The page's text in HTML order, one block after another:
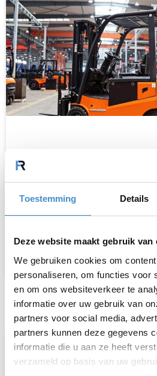
Toestemming Details
Deze website maakt gebruik van
We gebruiken cookies om
personaliseren, om functies voor
en om ons websiteverkeer te
informatie over uw gebruik van
partners voor social media,
partners kunnen deze gegevens
informatie die u aan ze heeft
verzameld op basis van uw
Interne
Wij kopen ongebruikte interne
zoals heftrucks, palletwagens
Neem contact met ons op.
Contact opnemen